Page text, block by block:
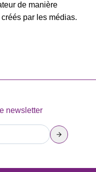
de manière
par les médias.
newsletter